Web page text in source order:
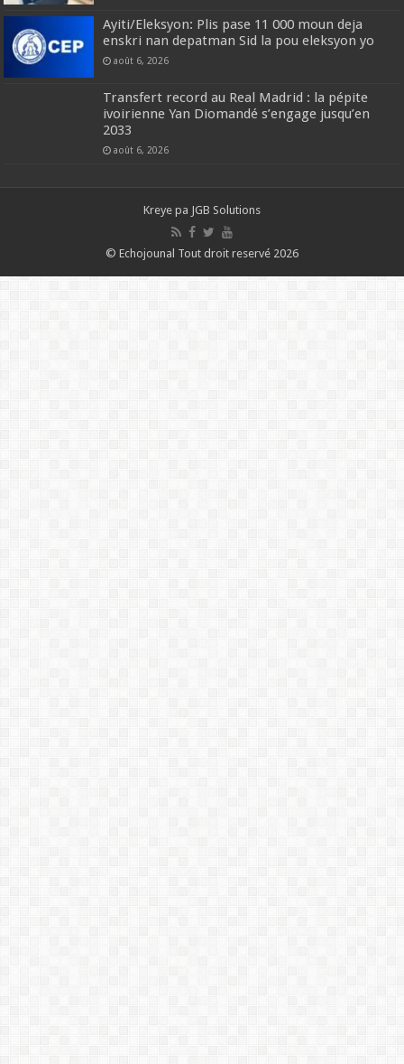
Ayiti/Eleksyon: Plis pase 11 000 moun deja
enskri nan depatman Sid la pou eleksyon yo
août 6, 2026
Transfert record au Real Madrid : la pépite
ivoirienne Yan Diomandé s’engage jusqu’en
2033
août 6, 2026
Kreye pa JGB Solutions
© Echojounal Tout droit reservé 2026